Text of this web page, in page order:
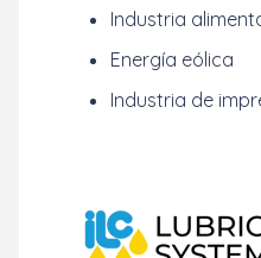
Industria
Energía eólica
Industria de